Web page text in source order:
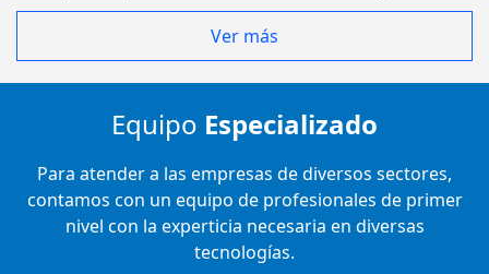
Ver más
Equipo Especializado
Para atender a las empresas de diversos sectores,
contamos con un equipo de profesionales de primer
nivel con la experticia necesaria en diversas
tecnologías.